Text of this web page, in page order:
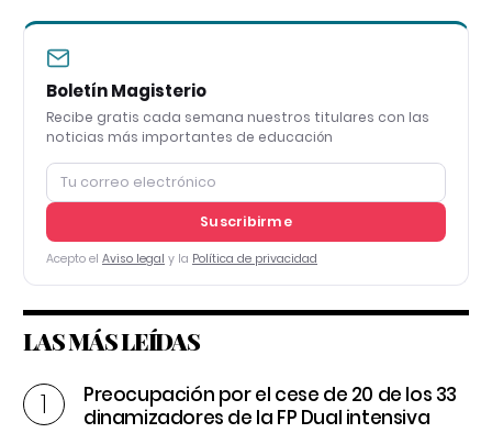
Boletín Magisterio
Recibe gratis cada semana nuestros titulares con las
noticias más importantes de educación
Suscribirme
Acepto el Aviso legal y la Política de privacidad
LAS MÁS LEÍDAS
Preocupación por el cese de 20 de los 33
dinamizadores de la FP Dual intensiva